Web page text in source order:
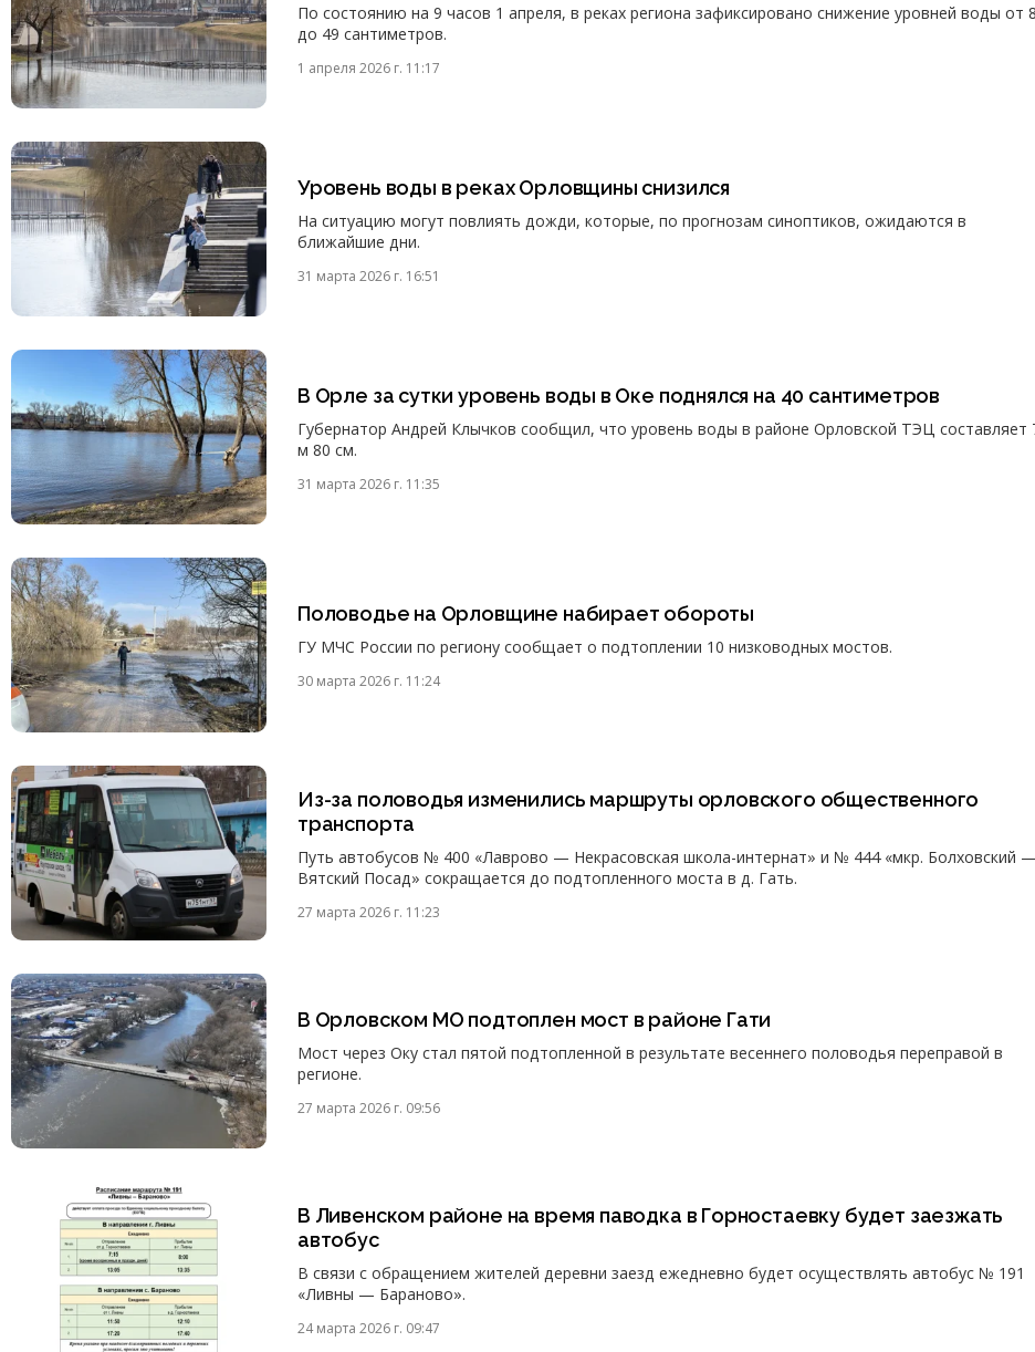
По состоянию на 9 часов 1 апреля, в реках региона зафиксировано снижение уровней воды от 8
до 49 сантиметров.
1 апреля 2026 г. 11:17
Уровень воды в реках Орловщины снизился
На ситуацию могут повлиять дожди, которые, по прогнозам синоптиков, ожидаются в
ближайшие дни.
31 марта 2026 г. 16:51
В Орле за сутки уровень воды в Оке поднялся на 40 сантиметров
Губернатор Андрей Клычков сообщил, что уровень воды в районе Орловской ТЭЦ составляет
м 80 см.
31 марта 2026 г. 11:35
Половодье на Орловщине набирает обороты
ГУ МЧС России по региону сообщает о подтоплении 10 низководных мостов.
30 марта 2026 г. 11:24
Из-за половодья изменились маршруты орловского общественного
транспорта
Путь автобусов № 400 «Лаврово — Некрасовская школа-интернат» и № 444 «мкр. Болховский —
Вятский Посад» сокращается до подтопленного моста в д. Гать.
27 марта 2026 г. 11:23
В Орловском МО подтоплен мост в районе Гати
Мост через Оку стал пятой подтопленной в результате весеннего половодья переправой в
регионе.
27 марта 2026 г. 09:56
В Ливенском районе на время паводка в Горностаевку будет заезжать
автобус
В связи с обращением жителей деревни заезд ежедневно будет осуществлять автобус № 191
«Ливны — Бараново».
24 марта 2026 г. 09:47